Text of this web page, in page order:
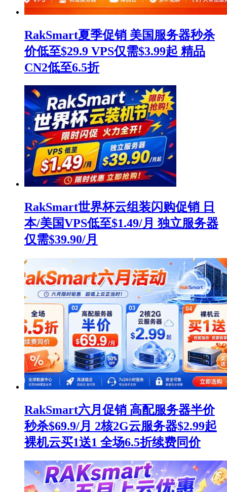
RakSmart夏季促销 美国服务器秒杀
价低至$29.9 VPS仅需$3.99起 精品
CN2低至6.5折
RakSmart世界杯云组装闪购促销 日
本/美国VPS低至$1.49/月 独立服务器
仅需$39.90/月
RakSmart六月促销 高配服务器半价
秒杀$69.9/月 2核2G云服务器$2.99起
裸机云买1送1 全场6.5折续费同价